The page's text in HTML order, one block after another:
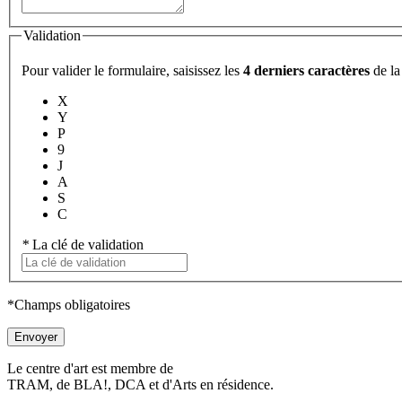
Validation
Pour valider le formulaire, saisissez les 4 derniers caractères de
X
Y
P
9
J
A
S
C
* La clé de validation
*Champs obligatoires
Envoyer
Le centre d'art est membre de
TRAM, de BLA!, DCA et d'Arts en résidence.